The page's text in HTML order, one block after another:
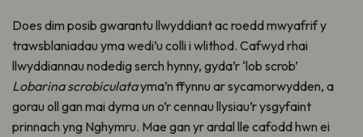
Does dim posib gwarantu llwyddiant ac roedd mwyafrif y
trawsblaniadau yma wedi’u colli i wlithod. Cafwyd rhai
llwyddiannau nodedig serch hynny, gyda’r ‘lob scrob’
Lobarina scrobiculatayma’n ffynnu ar sycamorwydden, a
gorau oll gan mai dyma un o’r cennau llysiau’r ysgyfaint
prinnach yng Nghymru. Mae gan yr ardal lle cafodd hwn ei